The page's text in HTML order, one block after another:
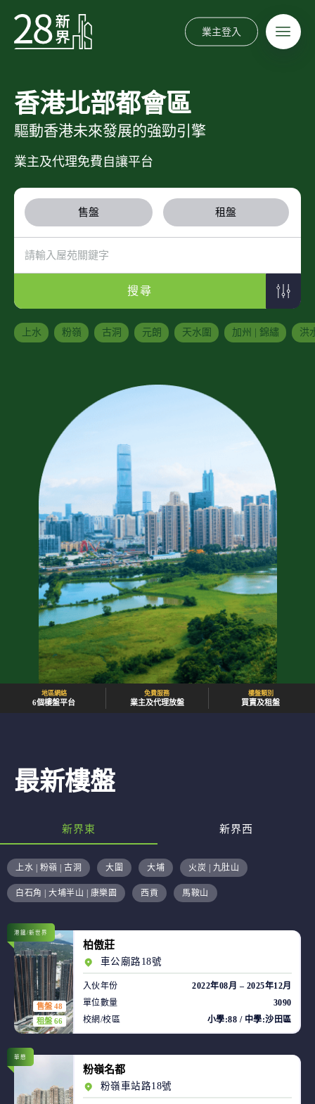
業主登入
香港北部都會區
驅動香港未來發展的強勁引擎
業主及代理免費自讓平台
售盤 租盤
搜尋
上水 粉嶺 古洞 元朗 天水圍 加州 | 錦繡 洪
地區網絡
6個樓盤平台
免費服務
業主及代理放盤
樓盤類別
買賣及租盤
最新樓盤
新界東 新界西
上水 | 粉嶺 | 古洞 大圍 大埔 火炭 | 九肚山
白石角 | 大埔半山 | 康樂園 西貢 馬鞍山
售盤 48
租盤 66
港鐵/新世界
柏傲莊
車公廟路18號
入伙年份
2022年08月 – 2025年12月
單位數量
3090
校網/校區
小學:88 / 中學:沙田區
華懋
粉嶺名都
粉嶺車站路18號